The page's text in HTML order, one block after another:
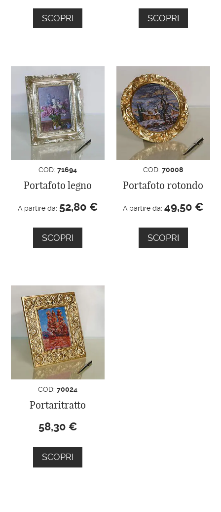
SCOPRI SCOPRI
COD:71694
Portafoto legno
A partire da: 52,80 €
SCOPRI
COD:70008
Portafoto rotondo
A partire da: 49,50 €
SCOPRI
COD:70024
Portaritratto
58,30 €
SCOPRI